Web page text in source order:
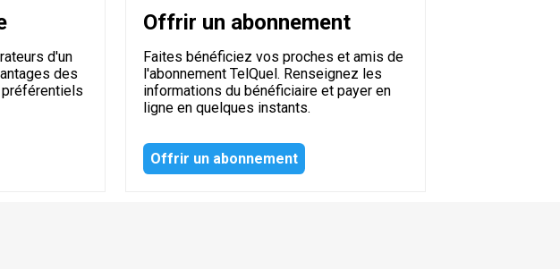
d'un
des
Offrir un abonnement
Faites bénéficiez vos proches et amis de
l'abonnement TelQuel. Renseignez les
informations du bénéficiaire et payer en
ligne en quelques instants.
Offrir un abonnement